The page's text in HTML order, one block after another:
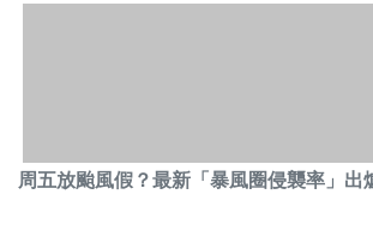
周五放颱風假？最新「暴風圈侵襲率」